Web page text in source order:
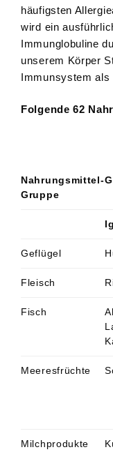
häufigsten
wird ein
Immunglobuline
unserem Körper
Immunsystem als
Folgende 62
Nahrungsmittel-
Gruppe
Geflügel
Fleisch
Fisch
Meeresfrüchte
Milchprodukte